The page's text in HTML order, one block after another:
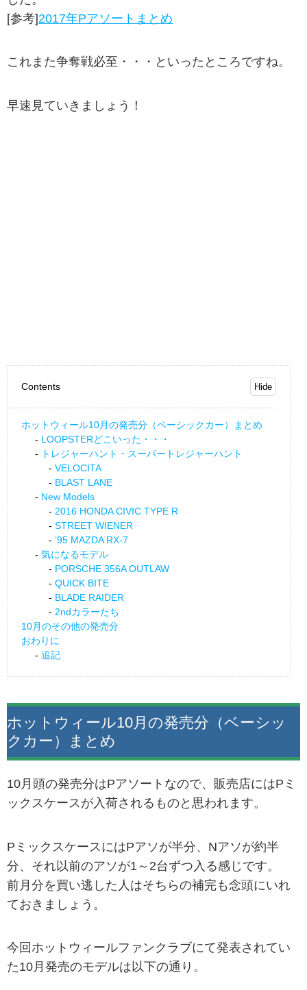
[参考]2017年Pアソートまとめ
これまた争奪戦必至・・・といったところですね。
早速見ていきましょう！
Contents
ホットウィール10月の発売分（ベーシックカー）まとめ
LOOPSTERどこいった・・・
トレジャーハント・スーパートレジャーハント
VELOCITA
BLAST LANE
New Models
2016 HONDA CIVIC TYPE R
STREET WIENER
’95 MAZDA RX-7
気になるモデル
PORSCHE 356A OUTLAW
QUICK BITE
BLADE RAIDER
2ndカラーたち
10月のその他の発売分
おわりに
追記
ホットウィール10月の発売分（ベーシッ
クカー）まとめ
10月頭の発売分はPアソートなので、販売店にはPミ
ックスケースが入荷されるものと思われます。
PミックスケースにはPアソが半分、Nアソが約半
分、それ以前のアソが1～2台ずつ入る感じです。
前月分を買い逃した人はそちらの補完も念頭にいれ
ておきましょう。
今回ホットウィールファンクラブにて発表されてい
た10月発売のモデルは以下の通り。